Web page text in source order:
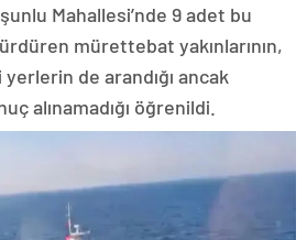
Mahallesi’nde 9 adet bu
mürettebat yakınlarının,
de arandığı ancak
alınamadığı öğrenildi.